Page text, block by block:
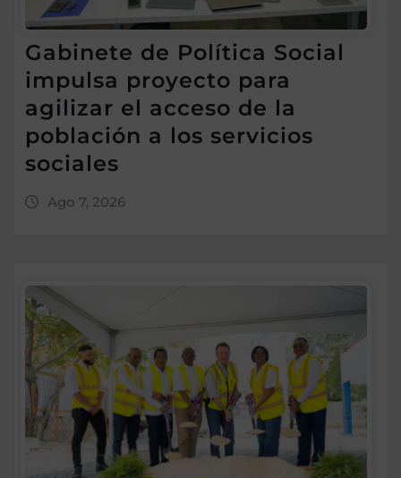
Gabinete de Política Social
impulsa proyecto para
agilizar el acceso de la
población a los servicios
sociales
Ago 7, 2026